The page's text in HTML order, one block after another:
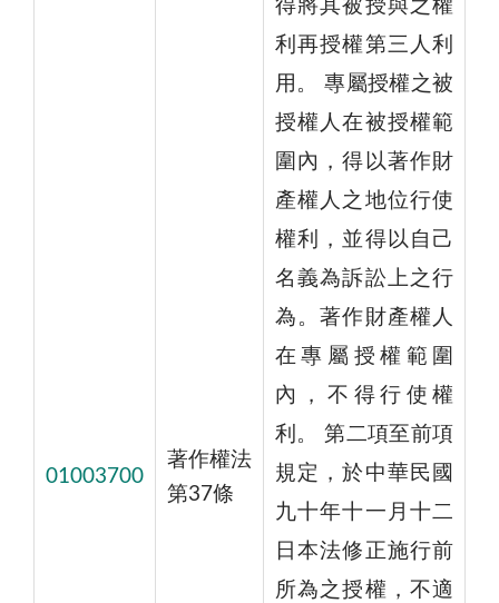
01003700
著作權法
第37條
得將其被授與之權
利再授權第三人利
用。 專屬授權之被
授權人在被授權範
圍內，得以著作財
產權人之地位行使
權利，並得以自己
名義為訴訟上之行
為。著作財產權人
在專屬授權範圍
內，不得行使權
利。 第二項至前項
規定，於中華民國
九十年十一月十二
日本法修正施行前
所為之授權，不適